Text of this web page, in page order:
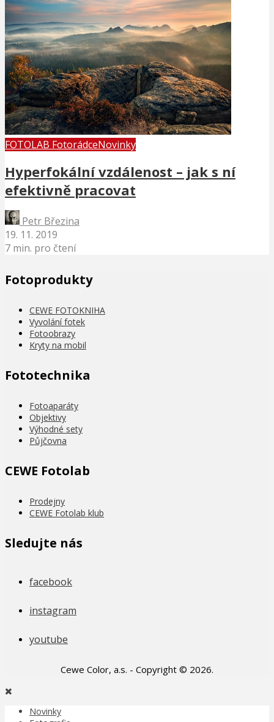
FOTOLAB FotorádceNovinky
Hyperfokální vzdálenost – jak s ní
efektivně pracovat
Petr Březina
19. 11. 2019
7 min. pro čtení
Fotoprodukty
CEWE FOTOKNIHA
Vyvolání fotek
Fotoobrazy
Kryty na mobil
Fototechnika
Fotoaparáty
Objektivy
Výhodné sety
Půjčovna
CEWE Fotolab
Prodejny
CEWE Fotolab klub
Sledujte nás
facebook
instagram
youtube
Cewe Color, a.s. - Copyright © 2026.
Novinky